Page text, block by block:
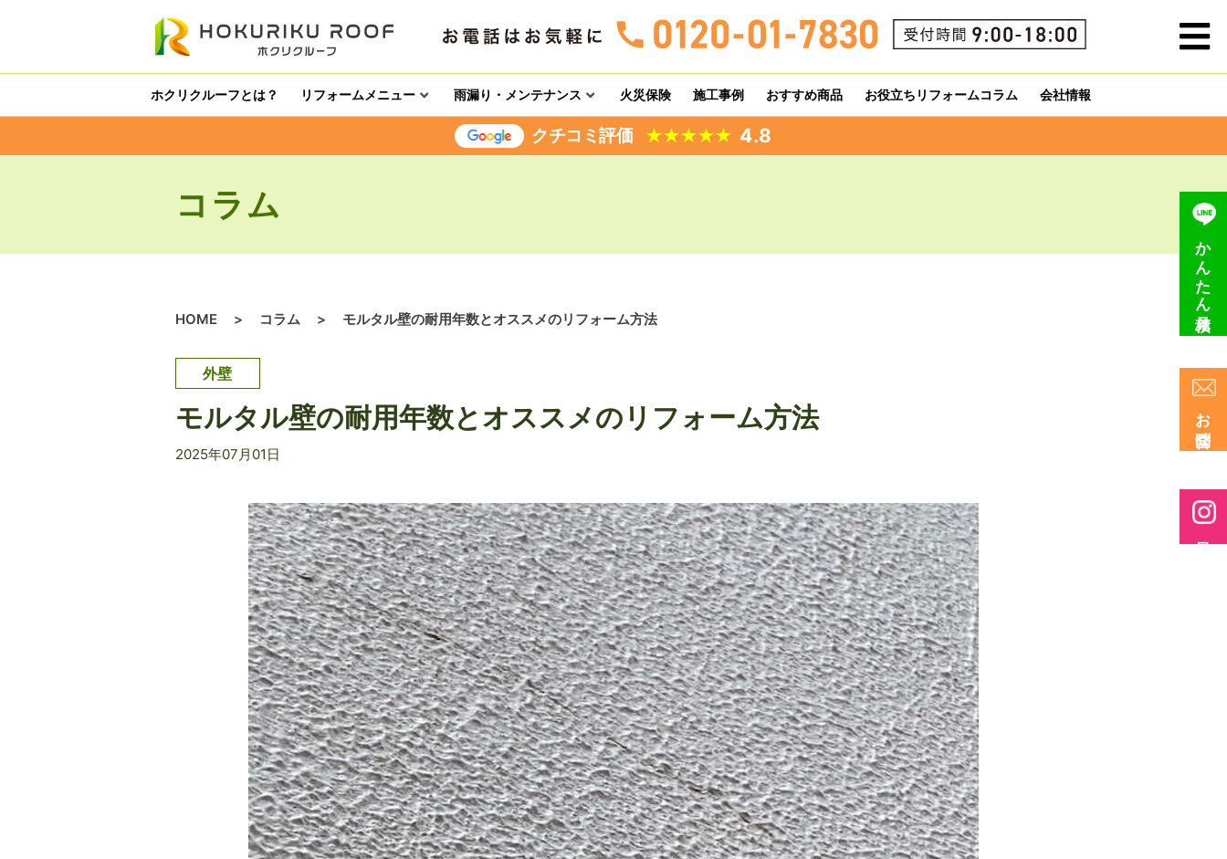
ス
ッ
かんたん見積り
お問合せ
ホクリクルーフとは？ リフォームメニュー 雨漏り・メンテナンス 火災保険 施工事例 おすすめ商品 お役立ちリフォームコラム 会社情報
クチコミ評価 ★★★★★ 4.8
コラム
HOME > コラム > モルタル壁の耐用年数とオススメのリフォーム方法
外壁
モルタル壁の耐用年数とオススメのリフォーム方法
2025年07月01日